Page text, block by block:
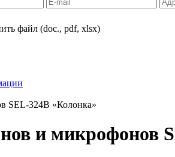
файл (doc., pdf, xlsx)
SEL-324B «Колонка»
и микрофонов